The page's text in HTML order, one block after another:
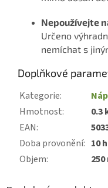
Nepoužívejte
Určeno
nemíchat s
Doplňkové
Kategorie:
Hmotnost:
0.3
EAN:
Doba provonění: 10
Objem: